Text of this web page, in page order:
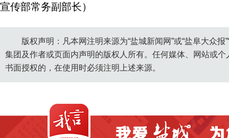
宣传部常务副部长）
版权声明：凡本网注明来源为“盐城新闻网”或“盐阜大众
集团及作者或页面内声明的版权人所有。任何媒体、网站或
书面授权的，在使用时必须注明上述来源。